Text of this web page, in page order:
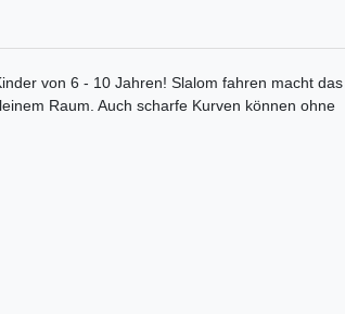
von 6 - 10 Jahren! Slalom fahren macht
Raum. Auch scharfe Kurven können ohne